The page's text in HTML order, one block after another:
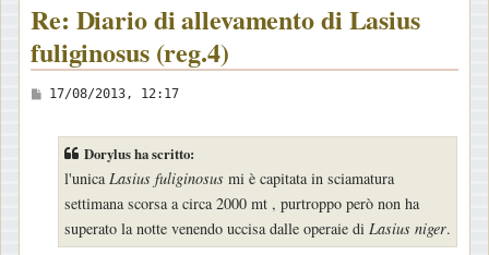
Re: Diario di allevamento di Lasius
fuliginosus (reg.4)
M
17/08/2013, 12:17
Dorylus ha scritto:
l'unica Lasius fuliginosus mi è capitata in sciamatura
settimana scorsa a circa 2000 mt , purtroppo però non ha
superato la notte venendo uccisa dalle operaie di Lasius niger.